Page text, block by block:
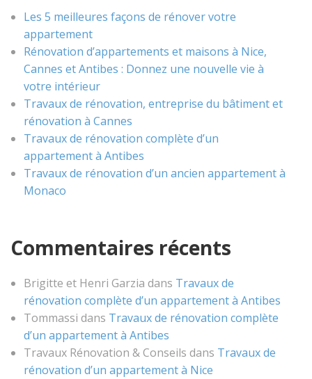
Les 5 meilleures façons de rénover votre
appartement
Rénovation d’appartements et maisons à Nice,
Cannes et Antibes : Donnez une nouvelle vie à
votre intérieur
Travaux de rénovation, entreprise du bâtiment et
rénovation à Cannes
Travaux de rénovation complète d’un
appartement à Antibes
Travaux de rénovation d’un ancien appartement à
Monaco
Commentaires récents
Brigitte et Henri Garzia dans Travaux de
rénovation complète d’un appartement à Antibes
Tommassi dans Travaux de rénovation complète
d’un appartement à Antibes
Travaux Rénovation & Conseils dans Travaux de
rénovation d’un appartement à Nice